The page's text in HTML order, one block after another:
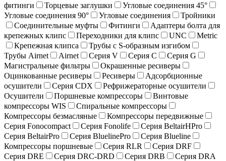
фитинги
Торцевые заглушки
Угловые соединения 45°
Угловые соединения 90°
Угловые соединения
Тройники
Соединительные муфты
Фитинги
Адаптеры болта для
крепежных клипс
Переходники для клипс UNC
Metric
Крепежная клипса
Трубы с S-образным изгибом
Трубы Airnet
Airnet Серия V Серия C
Серия G
Магистральные фильтры
Окрашенные ресиверы
Оцинкованные ресиверы
Ресиверы
Адсорбционные
осушители
Серия CDX
Рефрижераторные осушители
Осушители
Поршневые компрессоры
Винтовые
компрессоры WIS
Спиральные компрессоры
Компрессоры безмасляные
Компрессоры передвижные
Серия Fonocompact
Серия Fonolife
Серия BeltairHPro
Серия BeltairPro
Серия BluelinePro
Серия Blueline
Компрессоры поршневые
Серия RLR
Серия DRF
Серия DRE
Серия DRC-DRD Серия DRB
Серия DRA